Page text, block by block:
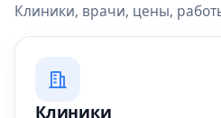
Клиники, врачи, цены,
Клиники